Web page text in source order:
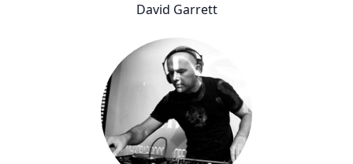
David Garrett